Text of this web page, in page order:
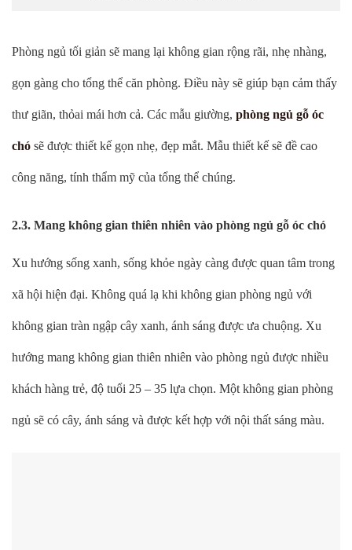
Phòng ngủ tối giản sẽ mang lại không gian rộng rãi, nhẹ nhàng,
gọn gàng cho tổng thể căn phòng. Điều này sẽ giúp bạn cảm thấy
thư giãn, thỏai mái hơn cả. Các mẫu giường, phòng ngủ gỗ óc
chó sẽ được thiết kế gọn nhẹ, đẹp mắt. Mẫu thiết kế sẽ đề cao
công năng, tính thẩm mỹ của tổng thể chúng.
2.3. Mang không gian thiên nhiên vào phòng ngủ gỗ óc chó
Xu hướng sống xanh, sống khỏe ngày càng được quan tâm trong
xã hội hiện đại. Không quá lạ khi không gian phòng ngủ với
không gian tràn ngập cây xanh, ánh sáng được ưa chuộng. Xu
hướng mang không gian thiên nhiên vào phòng ngủ được nhiều
khách hàng trẻ, độ tuổi 25 – 35 lựa chọn. Một không gian phòng
ngủ sẽ có cây, ánh sáng và được kết hợp với nội thất sáng màu.